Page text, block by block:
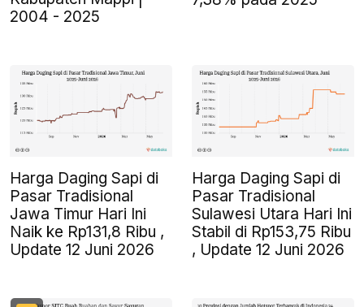
2004 - 2025
Harga Daging Sapi di
Pasar Tradisional
Jawa Timur Hari Ini
Naik ke Rp131,8 Ribu ,
Update 12 Juni 2026
Harga Daging Sapi di
Pasar Tradisional
Sulawesi Utara Hari Ini
Stabil di Rp153,75 Ribu
, Update 12 Juni 2026